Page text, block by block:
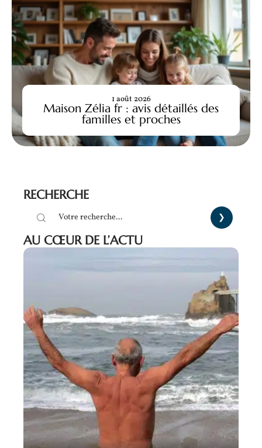
Maison Zélia fr : avis détaillés des
familles et proches
1 août 2026
RECHERCHE
AU CŒUR DE L’ACTU